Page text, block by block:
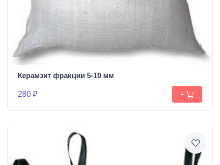
Керамзит фракции 5-10 мм
280 ₽ +